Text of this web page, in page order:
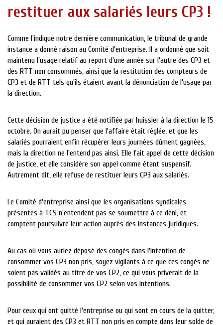
restituer aux salariés leurs CP3 !
Comme l'indique notre dernière communication, le tribunal de grande
instance a donné raison au Comité d'entreprise. Il a ordonné que soit
maintenu l'usage relatif au report d'une année sur l'autre des CP3 et
des RTT non consommés, ainsi que la restitution des compteurs de
CP3 et de RTT tels qu'ils étaient avant la dénonciation de l'usage par
la direction.
Cette décision de justice a été notifiée par huissier à la direction le 15
octobre. On aurait pu penser que l'affaire était réglée, et que les
salariés pourraient enfin récupérer leurs journées dûment gagnées,
mais la direction ne l'entend pas ainsi. Elle fait appel de cette décision
de justice, et elle considère son appel comme étant suspensif.
Autrement dit, elle refuse de restituer leurs CP3 aux salariés.
Le Comité d'entreprise ainsi que les organisations syndicales
présentes à TCS n'entendent pas se soumettre à ce déni, et
comptent poursuivre leur action auprès des instances juridiques.
Au cas où vous auriez déposé des congés dans l'intention de
consommer vos CP3 non pris, soyez vigilants à ce que ces congés ne
soient pas validés au titre de vos CP2, ce qui vous priverait de la
possibilité de consommer vos CP2 selon vos intentions.
Pour ceux qui ont quitté l'entreprise ou qui sont en cours de la quitter,
et qui auraient des CP3 et RTT non pris en compte dans leur solde de